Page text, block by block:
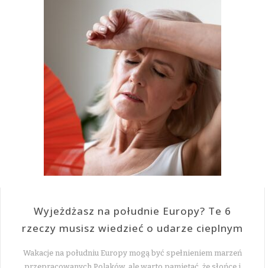
Wyjeżdżasz na południe Europy? Te 6
rzeczy musisz wiedzieć o udarze cieplnym
Wakacje na południu Europy mogą być spełnieniem marzeń